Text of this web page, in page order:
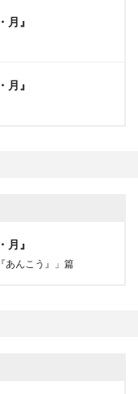
』
』
』
あんこう』」篇